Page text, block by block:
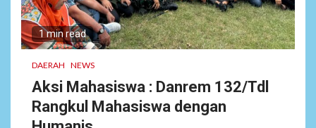
1 min read
DAERAH NEWS
Aksi Mahasiswa : Danrem 132/Tdl
Rangkul Mahasiswa dengan
Pemprov Banten Diduga
Kelola Tenaga Ahli Fiktif,
Andra Soni Diminta
Ngomong
7
NEWS
Wasekbid PB HMI: